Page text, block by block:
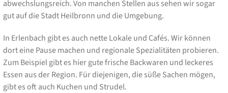
abwechslungsreich. Von manchen Stellen aus sehen wir sogar
gut auf die Stadt Heilbronn und die Umgebung.
In Erlenbach gibt es auch nette Lokale und Cafés. Wir können
dort eine Pause machen und regionale Spezialitäten probieren.
Zum Beispiel gibt es hier gute frische Backwaren und leckeres
Essen aus der Region. Für diejenigen, die süße Sachen mögen,
gibt es oft auch Kuchen und Strudel.